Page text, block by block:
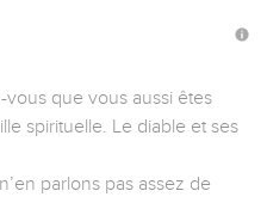
que vous aussi êtes
spirituelle. Le diable et ses
parlons pas assez de